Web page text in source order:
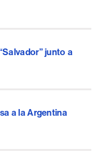
junto a
a la Argentina